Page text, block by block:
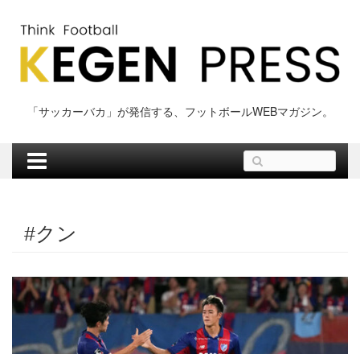
「サッカーバカ」が発信する、フットボールWEBマガジン。
検
索:
#クン